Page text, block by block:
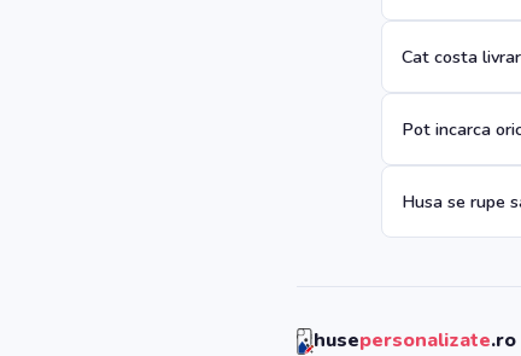
Cat costa
Pot incarca
Husa se rupe
husepersonalizate.ro